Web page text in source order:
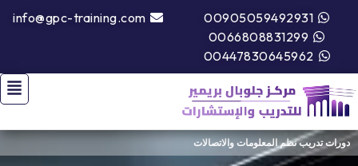
00905059492931
0066808831299
00447830645962
info@gpc-training.com
دورات تدريب نظم المعلومات والاتصالات